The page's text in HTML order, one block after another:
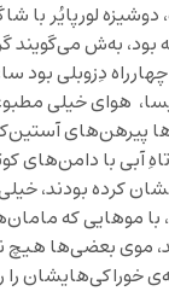
دوشیزه لورپایُر با
بود، به‌ش می‌گویند
دِزوبلی بود
هوای خیلی
پیرهن‌های
آبی با دامن‌های
کرده بودند،
با موهایی که
موی بعضی‌ها هیچ
خوراکی‌هایشان